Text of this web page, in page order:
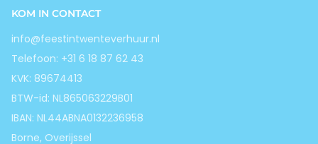
KOM IN CONTACT
info@feestintwenteverhuur.nl
Telefoon: +31 6 18 87 62 43
KVK: 89674413
BTW-id: NL865063229B01
IBAN: NL44ABNA0132236958
Borne, Overijssel